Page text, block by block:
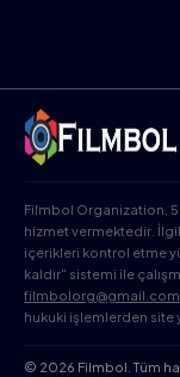
Filmbol Organization,
hizmet vermektedir.
içerikleri kontrol etme
kaldır" sistemi ile
filmbolorg@gmail.com
hukuki işlemlerden
© 2026 Filmbol. Tüm